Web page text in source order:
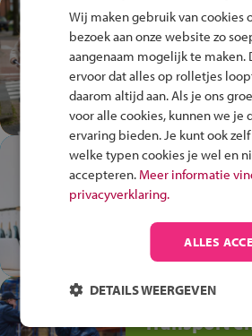
Test je
Fiets Veilig
Speel het Fiets
en win een
In de winkel
plek!
op de
anders is!
Jouw talent
Transport
Wij maken gebruik van cookies
bezoek aan onze website zo
aangenaam mogelijk te maken.
ervoor dat alles op rolletjes
daarom altijd aan. Als je ons
voor alle cookies, kunnen we je
ervaring bieden. Je kunt ook
welke typen cookies je wel en
accepteren. Meer informatie
privacyverklaring.
ALLES
DETAILS WEERGEVEN